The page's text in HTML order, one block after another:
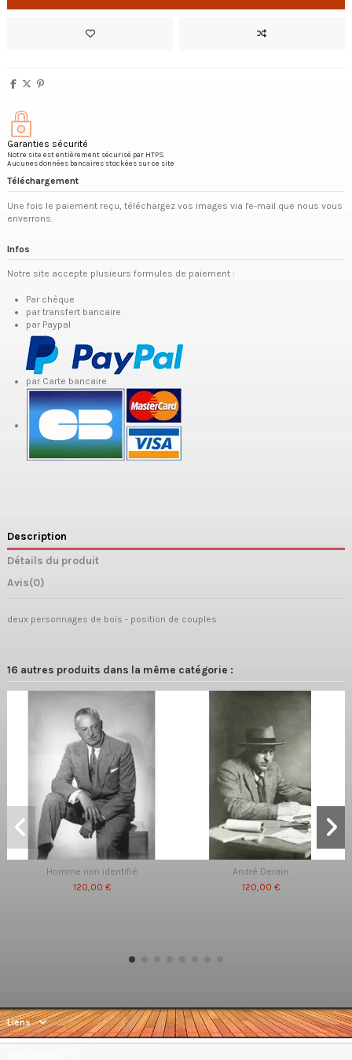
Garanties sécurité
Notre site est entièrement sécurisé par HTPS
Aucunes données bancaires stockées sur ce site
Téléchargement
Une fois le paiement reçu, téléchargez vos images via l'e-mail que nous vous
enverrons.
Infos
Notre site accepte plusieurs formules de paiement :
Par chèque
par transfert bancaire
par Paypal
par Carte bancaire
Description
Détails du produit
Avis(0)
deux personnages de bois - position de couples
16 autres produits dans la même catégorie :
Homme non identifié
120,00 €
André Derain
120,00 €
Liens